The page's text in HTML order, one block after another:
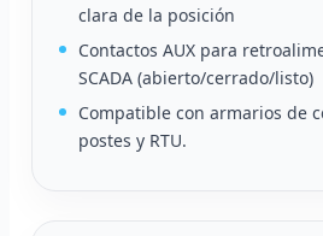
clara de la posición
Contactos AUX para
SCADA (abierto/cerrado/listo)
Compatible con armarios de
postes y RTU.